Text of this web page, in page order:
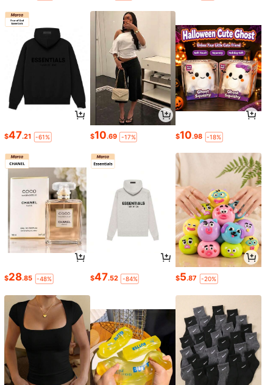
$47.21 -61% $10.69 -17% $10.98 -18%
$28.85 -48% $47.52 -84% $5.87 -20%